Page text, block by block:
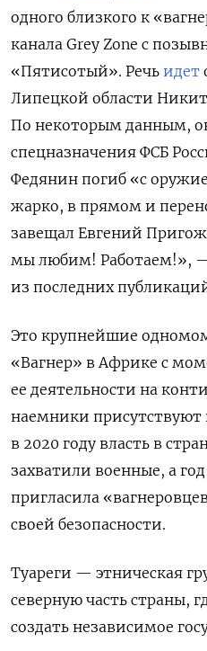
одного близкого к
канала Grey Zone с
«Пятисотый». Речь идет
Липецкой области
По некоторым данным,
спецназначения ФСБ
Федянин погиб «с
жарко, в прямом и
завещал Евгений
мы любим! Работаем!»,
из последних
Это крупнейшие
«Вагнер» в Африке с
ее деятельности на
наемники присутствуют
в 2020 году власть в
захватили военные, а год
пригласила
своей безопасности.
Туареги — этническая
северную часть страны,
создать независимое